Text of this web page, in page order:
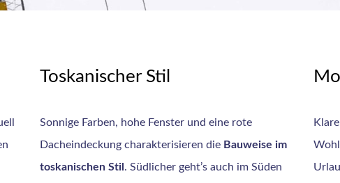
Toskanischer Stil
Sonnige Farben, hohe Fenster und eine rote
Dacheindeckung charakterisieren die Bauweise im
toskanischen Stil . Südlicher geht’s auch im Süden